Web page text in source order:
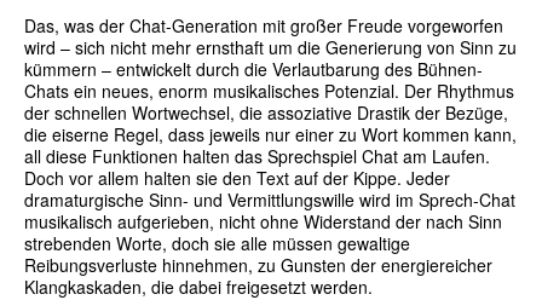
Das, was der Chat-Generation mit großer Freude vorgeworfen
wird – sich nicht mehr ernsthaft um die Generierung von Sinn zu
kümmern – entwickelt durch die Verlautbarung des Bühnen-
Chats ein neues, enorm musikalisches Potenzial. Der Rhythmus
der schnellen Wortwechsel, die assoziative Drastik der Bezüge,
die eiserne Regel, dass jeweils nur einer zu Wort kommen kann,
all diese Funktionen halten das Sprechspiel Chat am Laufen.
Doch vor allem halten sie den Text auf der Kippe. Jeder
dramaturgische Sinn- und Vermittlungswille wird im Sprech-Chat
musikalisch aufgerieben, nicht ohne Widerstand der nach Sinn
strebenden Worte, doch sie alle müssen gewaltige
Reibungsverluste hinnehmen, zu Gunsten der energiereicher
Klangkaskaden, die dabei freigesetzt werden.